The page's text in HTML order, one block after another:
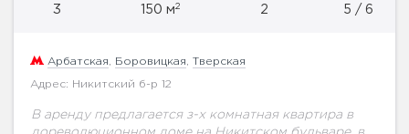
3 150 м2 2 5 / 6
Арбатская Боровицкая Тверская
Адрес: Никитский б-р 12
В аренду предлагается з-х комнатная квартира в